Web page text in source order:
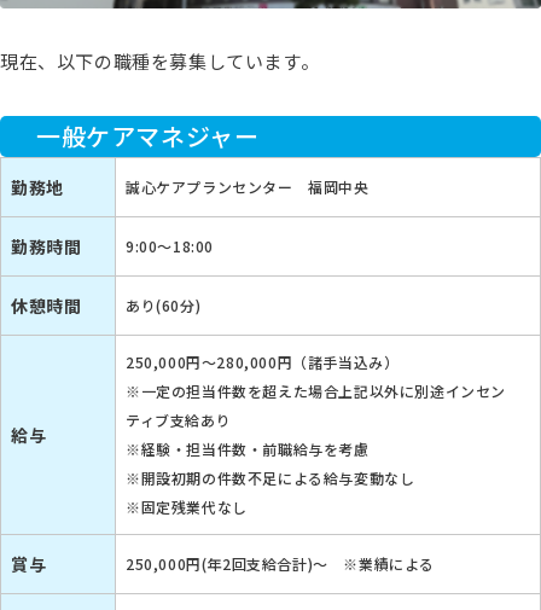
現在、以下の職種を募集しています。
一般ケアマネジャー
勤務地 誠心ケアプランセンター 福岡中央
勤務時間 9:00～18:00
休憩時間 あり(60分)
給与
250,000円〜280,000円（諸手当込み）
※一定の担当件数を超えた場合上記以外に別途インセン
ティブ支給あり
※経験・担当件数・前職給与を考慮
※開設初期の件数不足による給与変動なし
※固定残業代なし
賞与 250,000円(年2回支給合計)〜 ※業績による